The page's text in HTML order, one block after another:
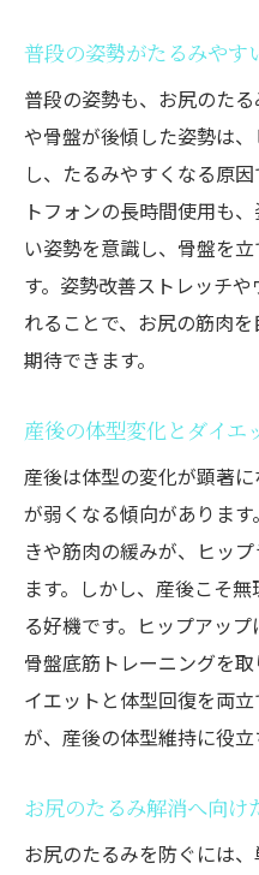
産後でもすぐにでき
き締める簡単トレー
産後ダイエット
ング法
お尻の引き締め
習慣
短時間でできる
の紹介
ント
産後太りとお尻
無理なく続くダ
慣
垂れ尻改善に効果
お尻まわりの筋肉を
ダイエットに効
イント
筋トレ前後に最
硬くなった筋肉
策
普段の姿勢がたるみやす
普段の姿勢も、お尻のた
や骨盤が後傾した姿勢は
し、たるみやすくなる原
トフォンの長時間使用も
い姿勢を意識し、骨盤を
す。姿勢改善ストレッチ
れることで、お尻の筋肉
期待できます。
産後の体型変化とダイエ
産後は体型の変化が顕著
が弱くなる傾向がありま
きや筋肉の緩みが、ヒッ
ます。しかし、産後こそ
る好機です。ヒップアップ
骨盤底筋トレーニングを
イエットと体型回復を両
が、産後の体型維持に役立
お尻のたるみ解消へ向け
お尻のたるみを防ぐには